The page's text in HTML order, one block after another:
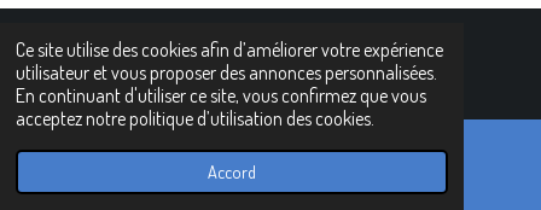
Ce site utilise des cookies afin d’améliorer votre expérience
utilisateur et vous proposer des annonces personnalisées.
En continuant d'utiliser ce site, vous confirmez que vous
acceptez notre politique d’utilisation des cookies.
Accord
n© 2021 - 2022 www.horseplast.com
Téléphone